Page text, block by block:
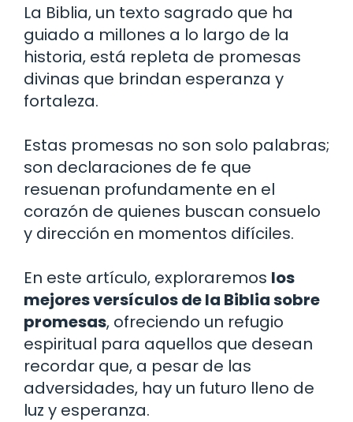
La Biblia, un texto sagrado que ha
guiado a millones a lo largo de la
historia, está repleta de promesas
divinas que brindan esperanza y
fortaleza.
Estas promesas no son solo palabras;
son declaraciones de fe que
resuenan profundamente en el
corazón de quienes buscan consuelo
y dirección en momentos difíciles.
En este artículo, exploraremos los
mejores versículos de la Biblia sobre
promesas, ofreciendo un refugio
espiritual para aquellos que desean
recordar que, a pesar de las
adversidades, hay un futuro lleno de
luz y esperanza.